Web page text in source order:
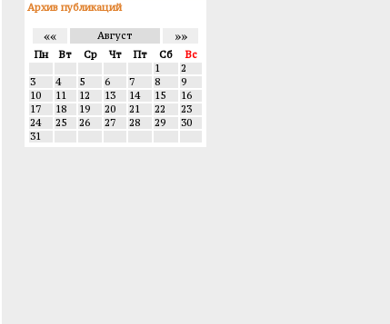
Архив публикаций
«« Август »»
Пн Вт Ср Чт Пт Сб
Вс
1
2
3
4 5 6 7 8
9
10
11 12 13 14 15
16
17
18 19 20 21 22
23
24
25 26 27 28 29
30
31